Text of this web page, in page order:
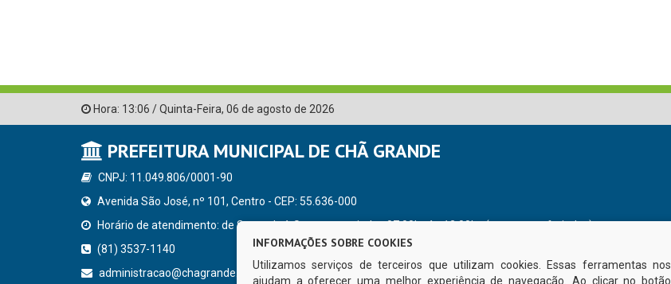
Hora: 13:06 /Quinta-Feira, 06 de agosto de 2026
PREFEITURA MUNICIPAL DE CHÃ GRANDE
CNPJ: 11.049.806/0001-90
Avenida São José, nº 101, Centro - CEP: 55.636-000
Horário de atendimento: de Segunda à Sexta, a partir das 07:00hs às 13:00hs (exceto nos feriados)
(81) 3537-1140
administracao@chagrande.pe.gov.br
INFORMAÇÕES SOBRE COOKIES
Utilizamos serviços de terceiros que utilizam cookies. Essas ferramentas nos
ajudam a oferecer uma melhor experiência de navegação. Ao clicar no botão